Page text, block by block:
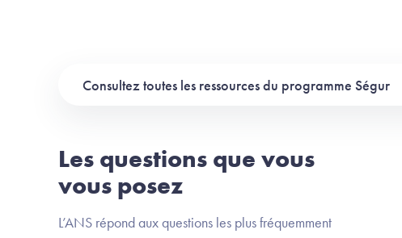
Consultez toutes les ressources du programme Ségur
Les questions que vous
vous posez
L’ANS répond aux questions les plus fréquemment